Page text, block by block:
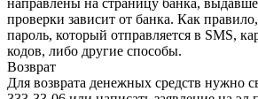
проверки зависит от банка. Как
пароль, который отправляется в SMS,
кодов, либо другие способы.
Возврат
Для возврата денежных средств нужно